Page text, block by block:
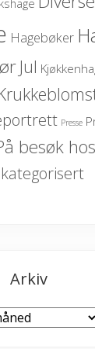
Hagebøker
Jul
Presse
besøk hos
Arkiv